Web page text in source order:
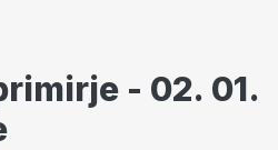
- 02. 01.